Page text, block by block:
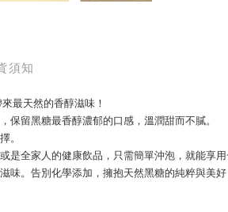
須知
最天然的香醇滋味！
保留黑糖最香醇濃郁的口感，溫潤甜而不膩。
。
是全家人的健康飲品，只需簡單沖泡，就能享用
味。告別化學添加，擁抱天然黑糖的純粹與美好